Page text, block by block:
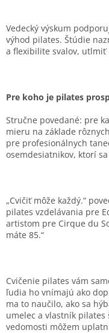
Vedecký výskum
výhod pilates. Štúdie
a flexibilite svalov,
Pre koho je pilates
Stručne povedané: pre
mieru na základe
pre profesionálnych
osemdesiatnikov, ktorí
„Cvičiť môže každý.“
pilates vzdelávania pre
artistom pre Cirque du
máte 85.“
Cvičenie pilates vám
ľudia ho vnímajú ako
ma to naučilo, ako sa
umelec a vlastník pilates
vedomosti môžem